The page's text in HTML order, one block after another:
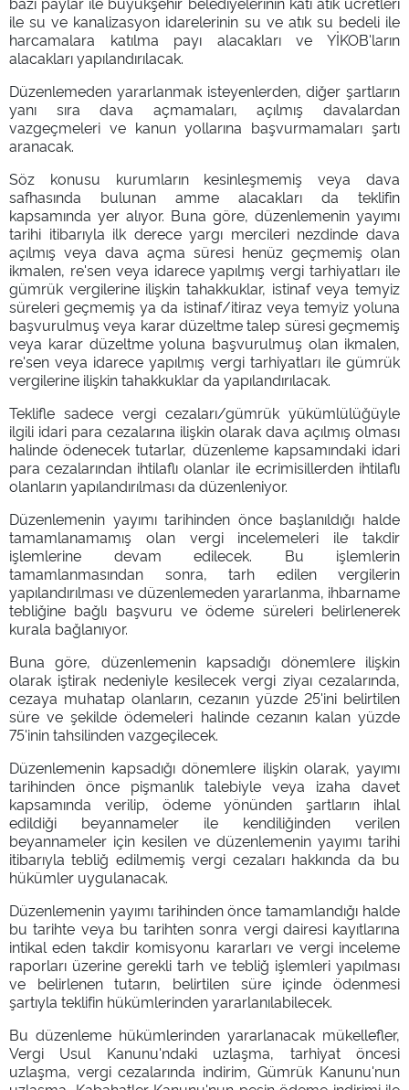
ile su ve kanalizasyon idarelerinin su ve atık su bedeli ile
harcamalara katılma payı alacakları ve YİKOB'ların
alacakları yapılandırılacak.
Düzenlemeden yararlanmak isteyenlerden, diğer şartların
yanı sıra dava açmamaları, açılmış davalardan
vazgeçmeleri ve kanun yollarına başvurmamaları şartı
aranacak.
Söz konusu kurumların kesinleşmemiş veya dava
safhasında bulunan amme alacakları da teklifin
kapsamında yer alıyor. Buna göre, düzenlemenin yayımı
tarihi itibarıyla ilk derece yargı mercileri nezdinde dava
açılmış veya dava açma süresi henüz geçmemiş olan
ikmalen, re'sen veya idarece yapılmış vergi tarhiyatları ile
gümrük vergilerine ilişkin tahakkuklar, istinaf veya temyiz
süreleri geçmemiş ya da istinaf/itiraz veya temyiz yoluna
başvurulmuş veya karar düzeltme talep süresi geçmemiş
veya karar düzeltme yoluna başvurulmuş olan ikmalen,
re'sen veya idarece yapılmış vergi tarhiyatları ile gümrük
vergilerine ilişkin tahakkuklar da yapılandırılacak.
Teklifle sadece vergi cezaları/gümrük yükümlülüğüyle
ilgili idari para cezalarına ilişkin olarak dava açılmış olması
halinde ödenecek tutarlar, düzenleme kapsamındaki idari
para cezalarından ihtilaflı olanlar ile ecrimisillerden ihtilaflı
olanların yapılandırılması da düzenleniyor.
Düzenlemenin yayımı tarihinden önce başlanıldığı halde
tamamlanamamış olan vergi incelemeleri ile takdir
işlemlerine devam edilecek. Bu işlemlerin
tamamlanmasından sonra, tarh edilen vergilerin
yapılandırılması ve düzenlemeden yararlanma, ihbarname
tebliğine bağlı başvuru ve ödeme süreleri belirlenerek
kurala bağlanıyor.
Buna göre, düzenlemenin kapsadığı dönemlere ilişkin
olarak iştirak nedeniyle kesilecek vergi ziyaı cezalarında,
cezaya muhatap olanların, cezanın yüzde 25'ini belirtilen
süre ve şekilde ödemeleri halinde cezanın kalan yüzde
75'inin tahsilinden vazgeçilecek.
Düzenlemenin kapsadığı dönemlere ilişkin olarak, yayımı
tarihinden önce pişmanlık talebiyle veya izaha davet
kapsamında verilip, ödeme yönünden şartların ihlal
edildiği beyannameler ile kendiliğinden verilen
beyannameler için kesilen ve düzenlemenin yayımı tarihi
itibarıyla tebliğ edilmemiş vergi cezaları hakkında da bu
hükümler uygulanacak.
Düzenlemenin yayımı tarihinden önce tamamlandığı halde
bu tarihte veya bu tarihten sonra vergi dairesi kayıtlarına
intikal eden takdir komisyonu kararları ve vergi inceleme
raporları üzerine gerekli tarh ve tebliğ işlemleri yapılması
ve belirlenen tutarın, belirtilen süre içinde ödenmesi
şartıyla teklifin hükümlerinden yararlanılabilecek.
Bu düzenleme hükümlerinden yararlanacak mükellefler,
Vergi Usul Kanunu'ndaki uzlaşma, tarhiyat öncesi
uzlaşma, vergi cezalarında indirim, Gümrük Kanunu'nun